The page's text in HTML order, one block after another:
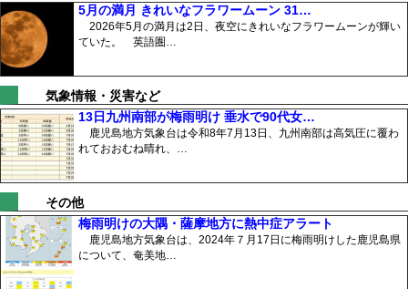
5月の満月 きれいなフラワームーン 31…
2026年5月の満月は2日、夜空にきれいなフラワームーンが輝い
ていた。 英語圏…
気象情報・災害など
13日九州南部が梅雨明け 垂水で90代女…
鹿児島地方気象台は令和8年7月13日、九州南部は高気圧に覆わ
れておおむね晴れ、…
その他
梅雨明けの大隅・薩摩地方に熱中症アラート
鹿児島地方気象台は、2024年７月17日に梅雨明けした鹿児島県
について、奄美地…